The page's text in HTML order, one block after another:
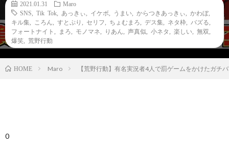
2021.01.31
Maro
SNS
Tik Tok あっきぃ イケボ うまい からつきあっきぃ かわぼ,
キル集
ころん すとぷり セリフ ちょむまろ デス集 ネタ枠 バズる
フォートナイト
まろ モノマネ りあん 声真似 小ネタ 楽しい 無双
爆笑
荒野行動
HOME Maro 【荒野行動】有名実況者4人で罰ゲームをかけたガ
0